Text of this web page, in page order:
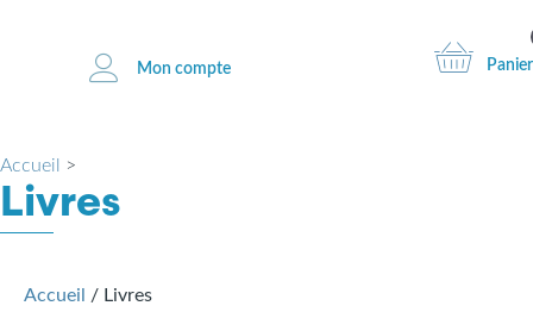
Mon compte Panier
Accueil >
Livres
Accueil / Livres